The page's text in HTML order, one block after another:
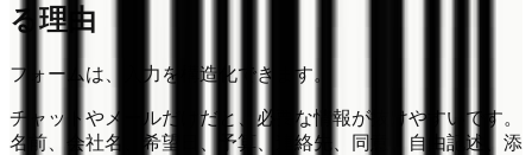
る理由
フォームは、入力を構造化できます。
チャットやメールだけだと、必要な情報が抜けやすいです。
名前、会社名、希望日、予算、連絡先、同意、自由記述、添